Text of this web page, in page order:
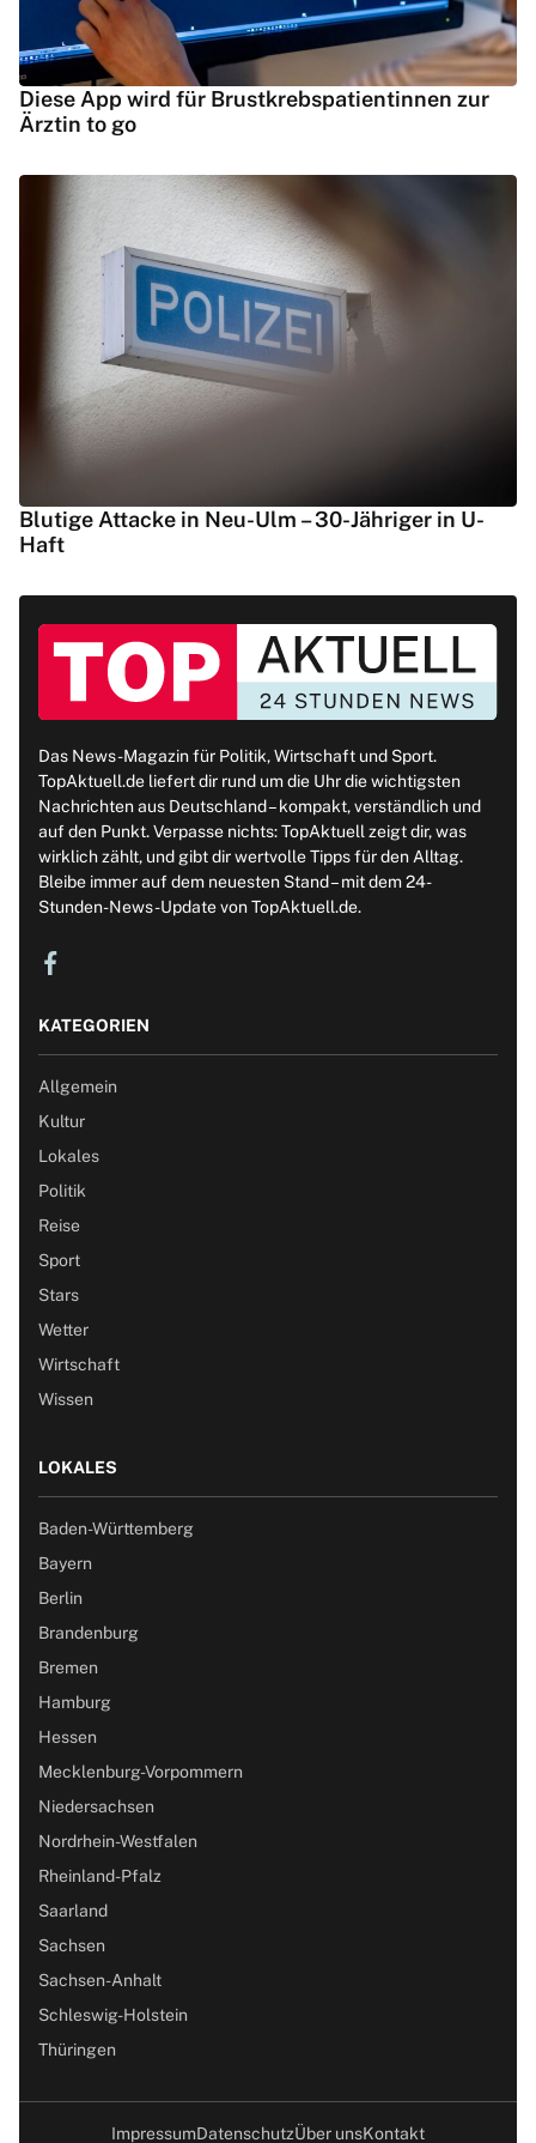
Diese App wird für Brustkrebspatientinnen zur
Ärztin to go
Blutige Attacke in Neu-Ulm – 30-Jähriger in U-
Haft
Das News-Magazin für Politik, Wirtschaft und Sport.
TopAktuell.de liefert dir rund um die Uhr die wichtigsten
Nachrichten aus Deutschland – kompakt, verständlich und
auf den Punkt. Verpasse nichts: TopAktuell zeigt dir, was
wirklich zählt, und gibt dir wertvolle Tipps für den Alltag.
Bleibe immer auf dem neuesten Stand – mit dem 24-
Stunden-News-Update von TopAktuell.de.
KATEGORIEN
Allgemein
Kultur
Lokales
Politik
Reise
Sport
Stars
Wetter
Wirtschaft
Wissen
LOKALES
Baden-Württemberg
Bayern
Berlin
Brandenburg
Bremen
Hamburg
Hessen
Mecklenburg-Vorpommern
Niedersachsen
Nordrhein-Westfalen
Rheinland-Pfalz
Saarland
Sachsen
Sachsen-Anhalt
Schleswig-Holstein
Thüringen
ImpressumDatenschutzÜber unsKontakt